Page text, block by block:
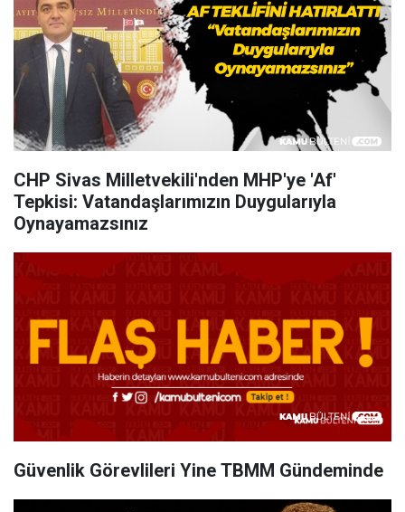
CHP Sivas Milletvekili'nden MHP'ye 'Af'
Tepkisi: Vatandaşlarımızın Duygularıyla
Oynayamazsınız
Güvenlik Görevlileri Yine TBMM Gündeminde